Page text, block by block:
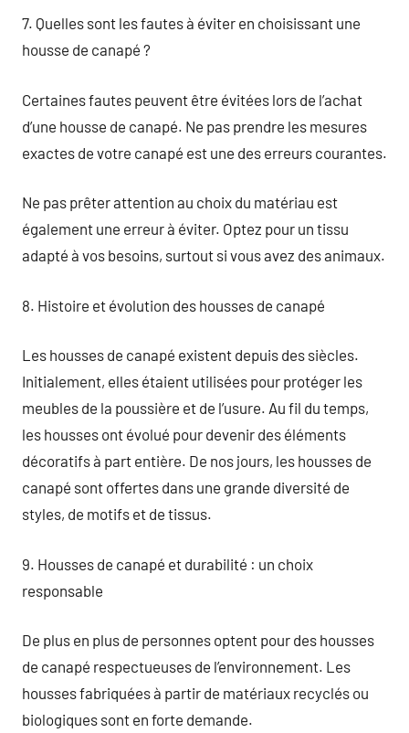
7. Quelles sont les fautes à éviter en choisissant une
housse de canapé ?
Certaines fautes peuvent être évitées lors de l’achat
d’une housse de canapé. Ne pas prendre les mesures
exactes de votre canapé est une des erreurs courantes.
Ne pas prêter attention au choix du matériau est
également une erreur à éviter. Optez pour un tissu
adapté à vos besoins, surtout si vous avez des animaux.
8. Histoire et évolution des housses de canapé
Les housses de canapé existent depuis des siècles.
Initialement, elles étaient utilisées pour protéger les
meubles de la poussière et de l’usure. Au fil du temps,
les housses ont évolué pour devenir des éléments
décoratifs à part entière. De nos jours, les housses de
canapé sont offertes dans une grande diversité de
styles, de motifs et de tissus.
9. Housses de canapé et durabilité : un choix
responsable
De plus en plus de personnes optent pour des housses
de canapé respectueuses de l’environnement. Les
housses fabriquées à partir de matériaux recyclés ou
biologiques sont en forte demande.